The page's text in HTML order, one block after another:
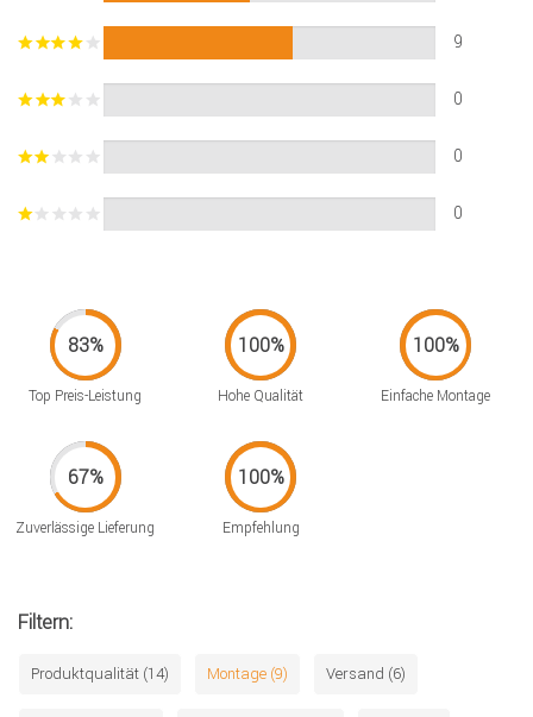
9
0
0
0
Top Preis-Leistung Hohe Qualität Einfache Montage
Zuverlässige Lieferung Empfehlung
Filtern:
Produktqualität (14) Montage (9) Versand (6)